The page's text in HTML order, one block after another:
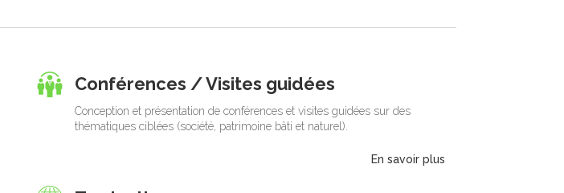
Conférences / Visites guidées
Conception et présentation de conférences et visites guidées sur des
thématiques ciblées (société, patrimoine bâti et naturel).
En savoir plus